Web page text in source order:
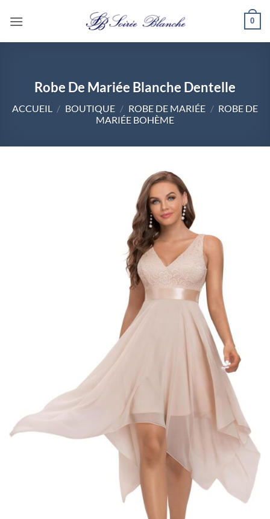
0
Robe De Mariée Blanche Dentelle
ACCUEIL / BOUTIQUE / ROBE DE MARIÉE / ROBE DE
MARIÉE BOHÈME